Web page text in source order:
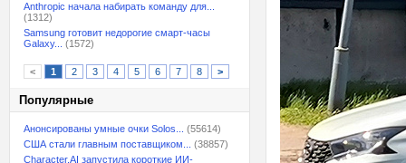
Anthropic начала набирать команду для...
(1312)
Samsung готовит недорогие смарт-часы
Galaxy...
(1572)
< 1 2 3 4 5 6 7 8 >
Популярные
Анонсированы умные очки Solos...
(55614)
США стали главным поставщиком...
(38857)
Character.AI запустила короткие ИИ-